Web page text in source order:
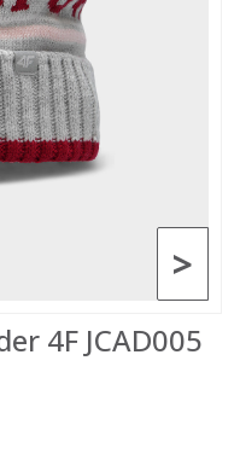
>
4F JCAD005